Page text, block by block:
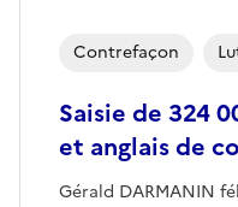
Contrefaçon
Saisie de 324
et anglais de
Gérald DARMANIN